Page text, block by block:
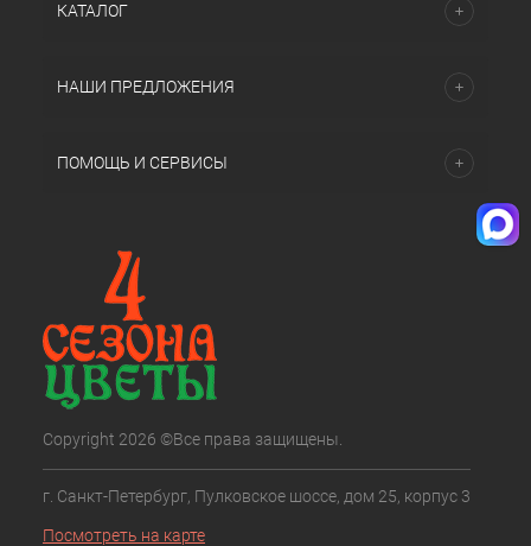
КАТАЛОГ
НАШИ ПРЕДЛОЖЕНИЯ
ПОМОЩЬ И СЕРВИСЫ
Copyright 2026 ©Все права защищены.
г. Санкт-Петербург, Пулковское шоссе, дом 25, корпус 3
Посмотреть на карте